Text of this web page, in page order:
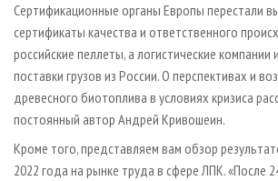
Сертификационные органы Европы перестали
сертификаты качества и ответственного
российские пеллеты, а логистические
поставки грузов из России. О перспективах и
древесного биотоплива в условиях кризиса
постоянный автор Андрей Кривошеин.
Кроме того, представляем вам обзор
2022 года на рынке труда в сфере ЛПК. «После